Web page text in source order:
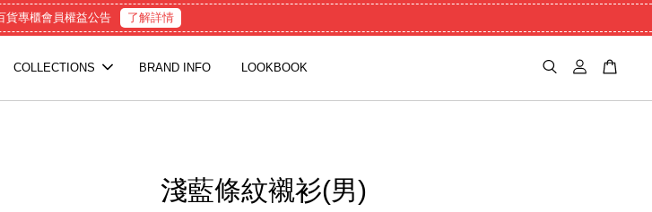
貨專櫃會員權益公告 了解詳情
COLLECTIONS BRAND INFO LOOKBOOK
淺藍條紋襯衫(男)